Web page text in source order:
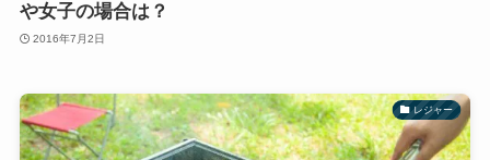
や女子の場合は？
2016年7月2日
レジャー